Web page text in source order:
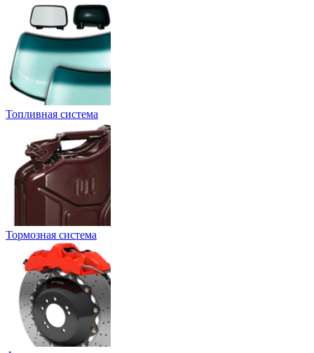
Топливная система
Тормозная система